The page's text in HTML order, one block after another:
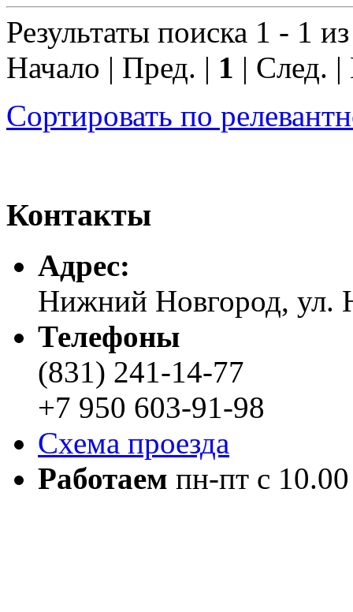
Результаты поиска 1 - 1
Начало | Пред. | 1 | След.
Сортировать по
Контакты
Адреc:
Нижний Новгород, ул.
Телефоны
(831) 241-14-77
+7 950 603-91-98
Схема проезда
Работаем пн-пт с